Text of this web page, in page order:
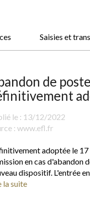
Saisies et
de
le : 13/12/2022
: www.efl.fr
adoptée le
en cas d'abandon
dispositif. L'entrée
la suite